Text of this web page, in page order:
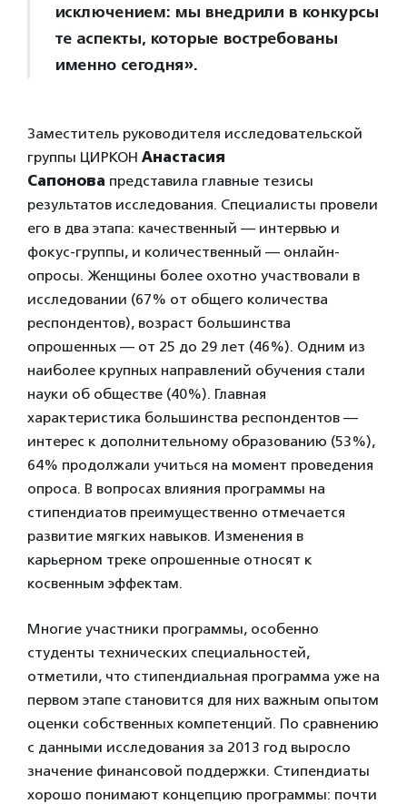
исключением: мы внедрили в конкурсы
те аспекты, которые востребованы
именно сегодня».
Заместитель руководителя исследовательской
группы ЦИРКОН Анастасия
Сапонова представила главные тезисы
результатов исследования. Специалисты провели
его в два этапа: качественный — интервью и
фокус-группы, и количественный — онлайн-
опросы. Женщины более охотно участвовали в
исследовании (67% от общего количества
респондентов), возраст большинства
опрошенных — от 25 до 29 лет (46%). Одним из
наиболее крупных направлений обучения стали
науки об обществе (40%). Главная
характеристика большинства респондентов —
интерес к дополнительному образованию (53%),
64% продолжали учиться на момент проведения
опроса. В вопросах влияния программы на
стипендиатов преимущественно отмечается
развитие мягких навыков. Изменения в
карьерном треке опрошенные относят к
косвенным эффектам.
Многие участники программы, особенно
студенты технических специальностей,
отметили, что стипендиальная программа уже на
первом этапе становится для них важным опытом
оценки собственных компетенций. По сравнению
с данными исследования за 2013 год выросло
значение финансовой поддержки. Стипендиаты
хорошо понимают концепцию программы: почти